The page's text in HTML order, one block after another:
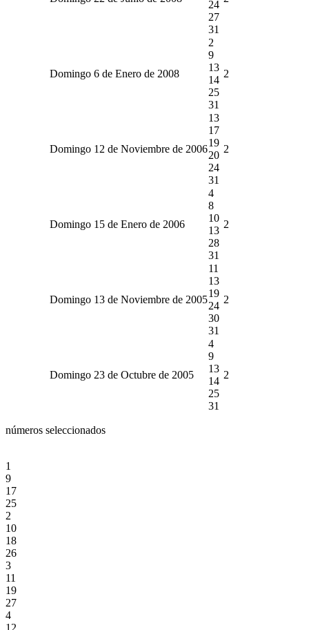
24
27
31
Domingo 6 de Enero de 2008
2
9
13
14
25
31
2
Domingo 12 de Noviembre de 2006
13
17
19
20
24
31
2
Domingo 15 de Enero de 2006
4
8
10
13
28
31
2
Domingo 13 de Noviembre de 2005
11
13
19
24
30
31
2
Domingo 23 de Octubre de 2005
4
9
13
14
25
31
2
números seleccionados
1
9
17
25
2
10
18
26
3
11
19
27
4
12